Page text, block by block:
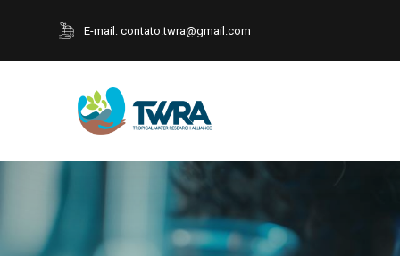
E-mail: contato.twra@gmail.com